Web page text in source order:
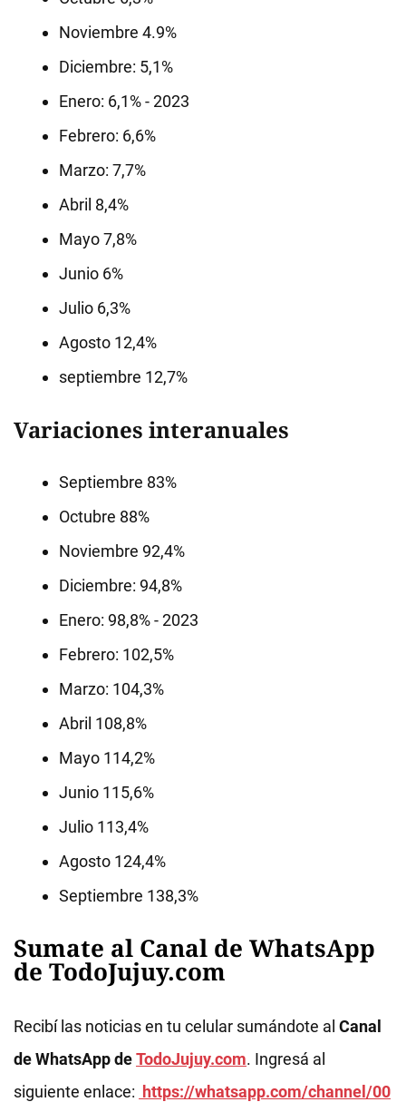
Noviembre 4.9%
Diciembre: 5,1%
Enero: 6,1% - 2023
Febrero: 6,6%
Marzo: 7,7%
Abril 8,4%
Mayo 7,8%
Junio 6%
Julio 6,3%
Agosto 12,4%
septiembre 12,7%
Variaciones interanuales
Septiembre 83%
Octubre 88%
Noviembre 92,4%
Diciembre: 94,8%
Enero: 98,8% - 2023
Febrero: 102,5%
Marzo: 104,3%
Abril 108,8%
Mayo 114,2%
Junio 115,6%
Julio 113,4%
Agosto 124,4%
Septiembre 138,3%
Sumate al Canal de WhatsApp
de TodoJujuy.com
Recibí las noticias en tu celular sumándote al Canal
de WhatsApp deTodoJujuy.com. Ingresá al
siguiente enlace: https://whatsapp.com/channel/00